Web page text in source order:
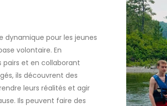
dynamique pour les jeunes
volontaire. En
et en collaborant
ils découvrent des
leurs réalités et agir
Ils peuvent faire des